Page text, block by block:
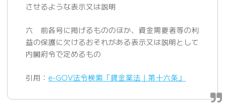
させるような表示又は説明
六 前各号に掲げるもののほか、資金需要者等の利
益の保護に欠けるおそれがある表示又は説明として
内閣府令で定めるもの
引用：e-GOV法令検索「貸金業法｜第十六条」